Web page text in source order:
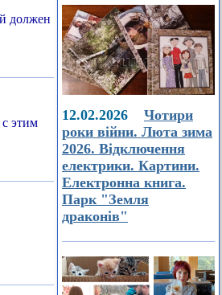
должен
этим
12.02.2026 Чотири
роки війни. Люта зима
2026. Відключення
електрики. Картини.
Електронна книга.
Парк "Земля
драконів"